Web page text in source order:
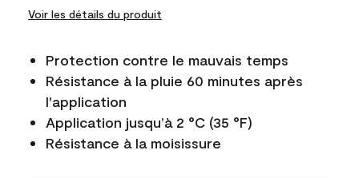
Voir les détails du produit
Protection contre le mauvais temps
Résistance à la pluie 60 minutes après
l'application
Application jusqu’à 2 °C (35 °F)
Résistance à la moisissure